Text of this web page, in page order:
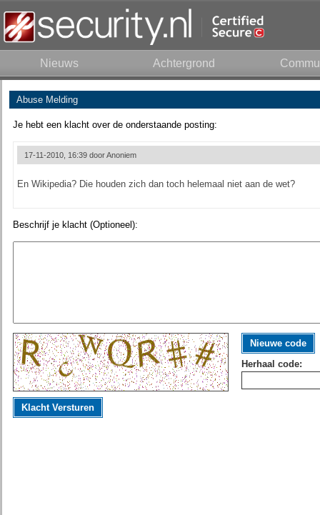
Nieuws Achtergrond
Abuse Melding
Je hebt een klacht over de onderstaande posting:
17-11-2010, 16:39 doorAnoniem
En Wikipedia? Die houden zich dan toch helemaal niet aan de wet?
Beschrijf je klacht (Optioneel):
Nieuwe code
Herhaal code:
Klacht Versturen